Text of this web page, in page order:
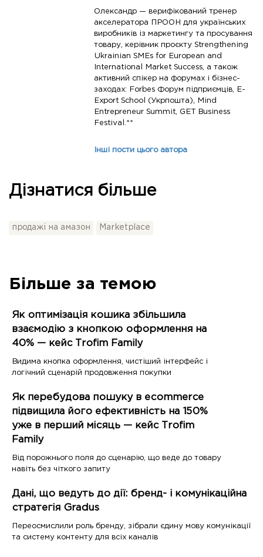
Олександр — верифікований тренер
акселератора ПРООН для українських
виробників із маркетингу та просування
товару, керівник проєкту Strengthening
Ukrainian SMEs for European and
International Market Success, а також
активний спікер на форумах і бізнес-
заходах: Forbes Форум підприємців, E-
Export School (Укрпошта), Mind
Entrepreneur Summit, GET Business
Festival.**
Інші пости цього автора
Дізнатися більше
продажі на амазон Marketplace
Більше за темою
Як оптимізація кошика збільшила
взаємодію з кнопкою оформлення на
40% — кейс Trofim Family
Видима кнопка оформлення, чистіший інтерфейс і
логічний сценарій продовження покупки
Як перебудова пошуку в ecommerce
підвищила його ефективність на 150%
уже в перший місяць — кейс Trofim
Family
Від порожнього поля до сценарію, що веде до товару
навіть без чіткого запиту
Дані, що ведуть до дії: бренд- і комунікаційна
стратегія Gradus
Переосмислили роль бренду, зібрали єдину мову комунікації
та систему контенту для всіх каналів